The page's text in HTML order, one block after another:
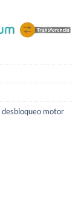
desbloqueo motor